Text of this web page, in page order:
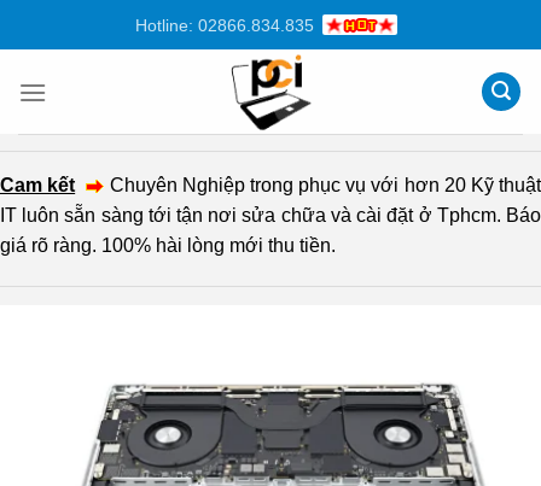
dung
Hotline: 02866.834.835
Cam kết
Chuyên Nghiệp trong phục vụ với hơn 20 Kỹ thuật
IT luôn sẵn sàng tới tận nơi sửa chữa và cài đặt ở Tphcm. Báo
giá rõ ràng. 100% hài lòng mới thu tiền.